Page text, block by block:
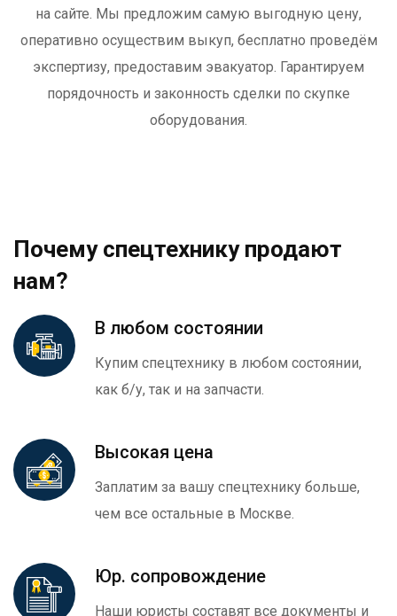
на сайте. Мы предложим самую выгодную цену,
оперативно осуществим выкуп, бесплатно проведём
экспертизу, предоставим эвакуатор. Гарантируем
порядочность и законность сделки по скупке
оборудования.
Почему спецтехнику продают
нам?
В любом состоянии
Купим спецтехнику в любом состоянии,
как б/у, так и на запчасти.
Высокая цена
Заплатим за вашу спецтехнику больше,
чем все остальные в Москве.
Юр. сопровождение
Наши юристы составят все документы и